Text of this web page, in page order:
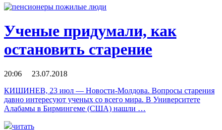
Ученые придумали, как
остановить старение
20:06 23.07.2018
КИШИНЕВ, 23 июл — Новости-Молдова. Вопросы старения
давно интересуют ученых со всего мира. В Университете
Алабамы в Бирмингеме (США) нашли …
читать